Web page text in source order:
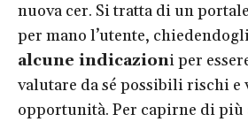
nuova cer. Si tratta di un
per mano l’utente,
alcune indicazioni per
valutare da sé possibili rischi e
opportunità. Per capirne di